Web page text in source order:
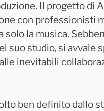
Il progetto di
con professionisti
solo la musica.
suo studio, si
inevitabili
ben definito dallo